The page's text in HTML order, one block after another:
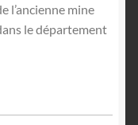
l’ancienne mine
le département